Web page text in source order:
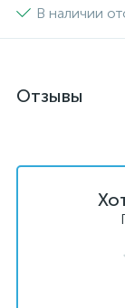
В наличии
Отзывы